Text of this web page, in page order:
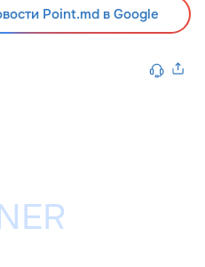
Point.md в Google